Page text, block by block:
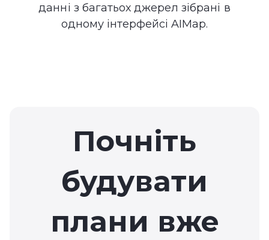
данні з багатьох джерел зібрані в
одному інтерфейсі AIMap.
Почніть
будувати
плани вже